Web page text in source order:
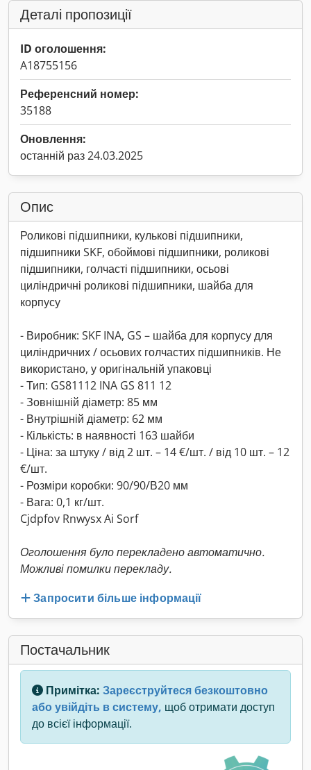
Деталі пропозиції
ID оголошення:
A18755156
Референсний номер:
35188
Оновлення:
останній раз 24.03.2025
Опис
Роликові підшипники, кулькові підшипники,
підшипники SKF, обоймові підшипники, роликові
підшипники, голчасті підшипники, осьові
циліндричні роликові підшипники, шайба для
корпусу
- Виробник: SKF INA, GS – шайба для корпусу для
циліндричних / осьових голчастих підшипників. Не
використано, у оригінальній упаковці
- Тип: GS81112 INA GS 811 12
- Зовнішній діаметр: 85 мм
- Внутрішній діаметр: 62 мм
- Кількість: в наявності 163 шайби
- Ціна: за штуку / від 2 шт. – 14 €/шт. / від 10 шт. – 12
€/шт.
- Розміри коробки: 90/90/В20 мм
- Вага: 0,1 кг/шт.
Cjdpfov Rnwysx Ai Sorf
Оголошення було перекладено автоматично.
Можливі помилки перекладу.
Запросити більше інформації
Постачальник
Примітка: Зареєструйтеся безкоштовно
або увійдіть в систему, щоб отримати доступ
до всієї інформації.